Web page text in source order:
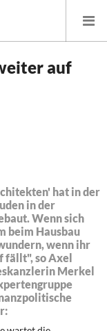
auf
hat in der
in der
Wenn sich
beim Hausbau
wenn ihr
fällt", so Axel
Merkel